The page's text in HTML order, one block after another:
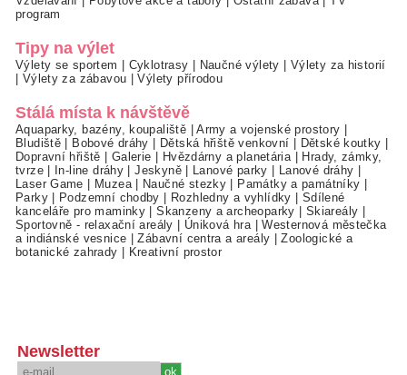
program
Tipy na výlet
Výlety se sportem | Cyklotrasy | Naučné výlety | Výlety za historií
| Výlety za zábavou |Výlety přírodou
Stálá místa k návštěvě
Aquaparky, bazény, koupaliště |Army a vojenské prostory |
Bludiště | Bobové dráhy | Dětská hřiště venkovní | Dětské koutky |
Dopravní hřiště | Galerie | Hvězdárny a planetária | Hrady, zámky,
tvrze| In-line dráhy |Jeskyně| Lanové parky | Lanové dráhy |
Laser Game | Muzea| Naučné stezky | Památky a památníky |
Parky| Podzemní chodby | Rozhledny a vyhlídky | Sdílené
kanceláře pro maminky |Skanzeny a archeoparky | Skiareály |
Sportovně - relaxační areály | Úniková hra |Westernová městečka
a indiánské vesnice |Zábavní centra a areály |Zoologické a
botanické zahrady | Kreativní prostor
Newsletter